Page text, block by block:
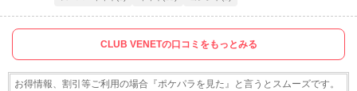
CLUB VENETの口コミをもっとみる
お得情報、割引等ご利用の場合『ポケパラを見た』と言うとスムーズです。